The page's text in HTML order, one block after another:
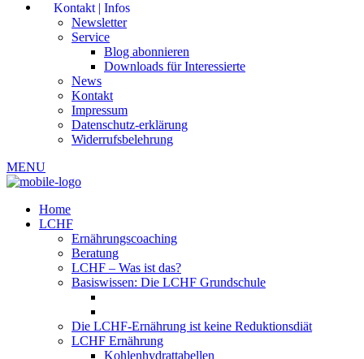
Kontakt | Infos
Newsletter
Service
Blog abonnieren
Downloads für Interessierte
News
Kontakt
Impressum
Datenschutz-erklärung
Widerrufsbelehrung
MENU
Home
LCHF
Ernährungscoaching
Beratung
LCHF – Was ist das?
Basiswissen: Die LCHF Grundschule
Die LCHF-Ernährung ist keine Reduktionsdiät
LCHF Ernährung
Kohlenhydrattabellen